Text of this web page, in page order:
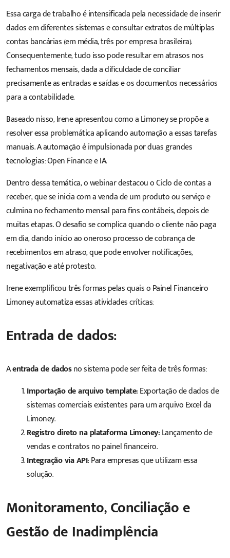
Essa carga de trabalho é intensificada pela necessidade de inserir
dados em diferentes sistemas e consultar extratos de múltiplas
contas bancárias (em média, três por empresa brasileira).
Consequentemente, tudo isso pode resultar em atrasos nos
fechamentos mensais, dada a dificuldade de conciliar
precisamente as entradas e saídas e os documentos necessários
para a contabilidade.
Baseado nisso, Irene apresentou como a Limoney se propõe a
resolver essa problemática aplicando automação a essas tarefas
manuais. A automação é impulsionada por duas grandes
tecnologias:Open FinanceeIA.
Dentro dessa temática, o webinar destacou o Ciclo de contas a
receber, que se inicia com a venda de um produto ou serviço e
culmina no fechamento mensal para fins contábeis, depois de
muitas etapas. O desafio se complica quando o cliente não paga
em dia, dando início ao oneroso processo de cobrança de
recebimentos em atraso, que pode envolver notificações,
negativação e até protesto.
Irene exemplificou três formas pelas quais o Painel Financeiro
Limoney automatiza essas atividades críticas:
Entrada de dados:
Aentrada de dadosno sistema pode ser feita de três formas:
Importação de arquivo template:Exportação de dados de
sistemas comerciais existentes para um arquivo Excel da
Limoney.
Registro direto na plataforma Limoney:Lançamento de
vendas e contratos no painel financeiro.
Integração via API:Para empresas que utilizam essa
solução.
Monitoramento, Conciliação e
Gestão de Inadimplência